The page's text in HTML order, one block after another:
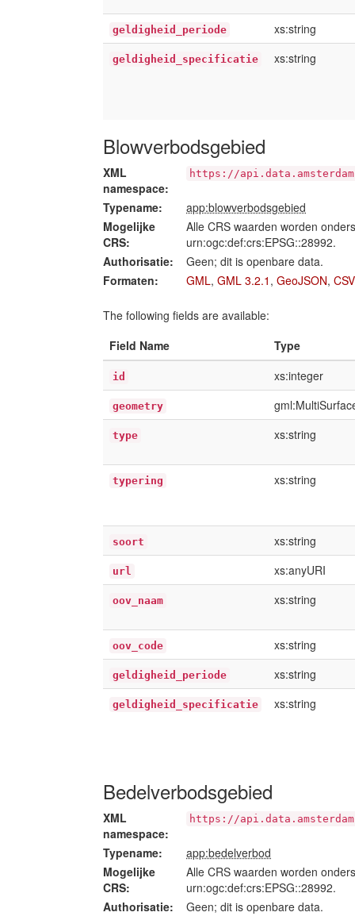
geldigheid_periode xs:string
geldigheid_specificatie xs:string
Blowverbodsgebied
XML
namespace:
https://
Typename:
app:blowverbodsgebied
Mogelijke
CRS:
Alle CRS waarden worden
urn:ogc:def:crs:EPSG::28992.
Authorisatie:
Geen; dit is openbare data.
Formaten:
GML, GML 3.2.1 , GeoJSON, CSV
The following fields are available:
Field Name
Type
id xs:integer
geometry
type xs:string
typering xs:string
soort xs:string
url xs:anyURI
oov_naam xs:string
oov_code xs:string
geldigheid_periode xs:string
geldigheid_specificatie xs:string
Bedelverbodsgebied
XML
namespace:
https://
Typename:
app:bedelverbod
Mogelijke
CRS:
Alle CRS waarden worden
urn:ogc:def:crs:EPSG::28992.
Authorisatie:
Geen; dit is openbare data.